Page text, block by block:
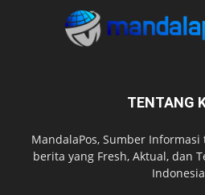
TENTANG
MandalaPos, Sumber
berita yang Fresh, Aktual, dan